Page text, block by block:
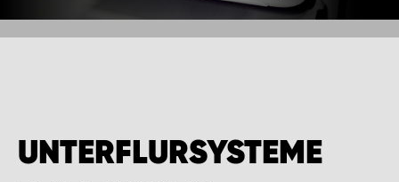
UNTERFLURSYSTEME
WORK SYSTEM LEIPZIG/HALLE